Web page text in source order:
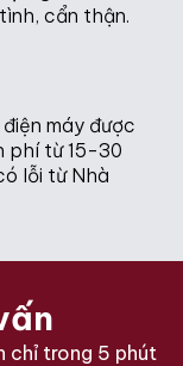
cẩn thận.
máy được
phí từ 15-30
lỗi từ Nhà
chỉ trong 5 phút